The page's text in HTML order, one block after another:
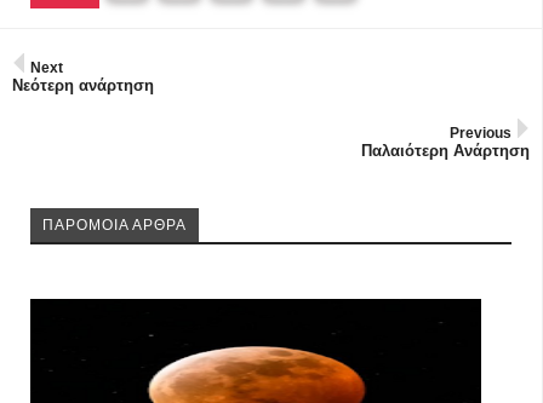
Next
Νεότερη ανάρτηση
Previous
Παλαιότερη Ανάρτηση
ΠΑΡΟΜΟΙΑ ΑΡΘΡΑ